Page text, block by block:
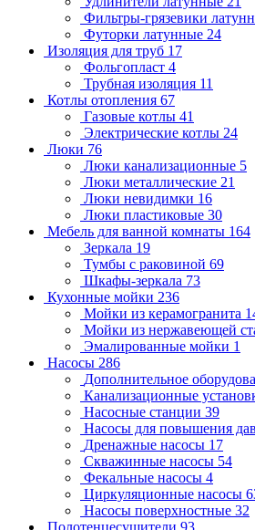
Фильтры-грязевики
Футорки латунные 24
Изоляция для труб 17
Фольгопласт 4
Трубная изоляция 11
Котлы отопления 67
Газовые котлы 41
Электрические котлы 24
Люки 76
Люки канализационные 5
Люки металлические 21
Люки невидимки 16
Люки пластиковые 30
Мебель для ванной комнаты 164
Зеркала 19
Тумбы с раковиной 69
Шкафы-зеркала 73
Кухонные мойки 236
Мойки из керамогранита
Мойки из нержавеющей
Эмалированные мойки 1
Насосы 286
Дополнительное
Канализационные
Насосные станции 39
Насосы для повышения
Дренажные насосы 17
Скважинные насосы 54
Фекальные насосы 4
Циркуляционные насосы
Насосы поверхностные 32
Полотенцесушители 93